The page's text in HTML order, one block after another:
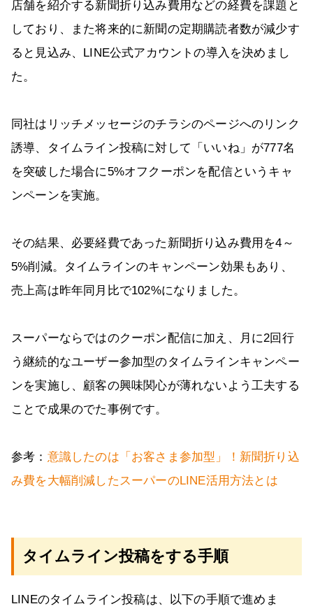
店舗を紹介する新聞折り込み費用などの経費を課題と
しており、また将来的に新聞の定期購読者数が減少す
ると見込み、LINE公式アカウントの導入を決めまし
た。
同社はリッチメッセージのチラシのページへのリンク
誘導、タイムライン投稿に対して「いいね」が777名
を突破した場合に5%オフクーポンを配信というキャ
ンペーンを実施。
その結果、必要経費であった新聞折り込み費用を4～
5%削減。タイムラインのキャンペーン効果もあり、
売上高は昨年同月比で102%になりました。
スーパーならではのクーポン配信に加え、月に2回行
う継続的なユーザー参加型のタイムラインキャンペー
ンを実施し、顧客の興味関心が薄れないよう工夫する
ことで成果のでた事例です。
参考： 意識したのは「お客さま参加型」！新聞折り込
み費を大幅削減したスーパーのLINE活用方法とは
タイムライン投稿をする手順
LINEのタイムライン投稿は、以下の手順で進めま